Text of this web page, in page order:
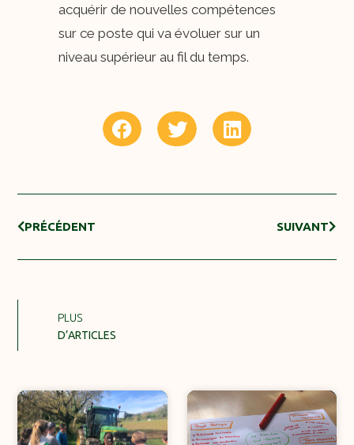
acquérir de nouvelles compétences
sur ce poste qui va évoluer sur un
niveau supérieur au fil du temps.
PRÉCÉDENT SUIVANT
PLUS
D’ARTICLES